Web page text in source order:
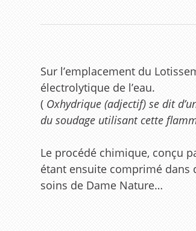
Sur l’emplacement du
électrolytique de l’eau.
( Oxhydrique (adjectif) se dit
du soudage utilisant cette
Le procédé chimique, conçu
étant ensuite comprimé dans
soins de Dame Nature…